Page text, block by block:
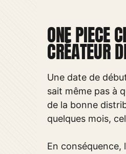
ONE PIECE
CRÉATEUR
Une date de
sait même pas à
de la bonne
quelques mois,
En conséquence,